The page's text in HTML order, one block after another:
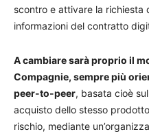
scontro e attivare la richiesta
informazioni del contratto
A cambiare sarà proprio il
Compagnie, sempre più
peer-to-peer, basata cioè
acquisto dello stesso
rischio, mediante